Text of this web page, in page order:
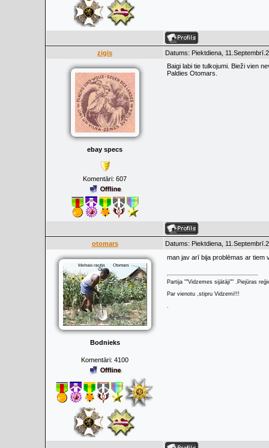
zigis Datums: Piektdiena,
ebay specs
Komentāri: 607
Baigi labi tie tulkojumi. Bieži vien
Paldies Otomars.
otomars Datums: Piektdiena,
Bodnieks
Komentāri: 4100
man jav arī bija problēmas ar tiem
Partija ""Vidzemes sijātāji"" .Piejūras
Par vienotu ,stipru Vidzemi!!!
.